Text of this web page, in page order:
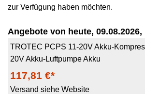
zur Verfügung haben möchten.
Angebote von heute, 09.08.2026,
TROTEC PCPS 11-20V Akku-
20V Akku-Luftpumpe Akku
117,81 €*
Versand siehe Website